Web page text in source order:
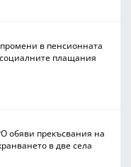
в пенсионната
плащания
обяви прекъсвания на
в две села